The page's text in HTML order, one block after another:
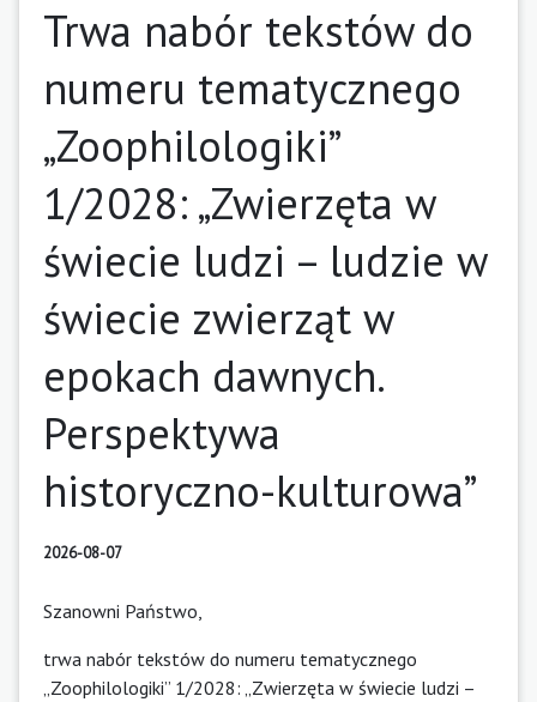
Trwa nabór tekstów do
numeru tematycznego
„Zoophilologiki”
1/2028: „Zwierzęta w
świecie ludzi – ludzie w
świecie zwierząt w
epokach dawnych.
Perspektywa
historyczno-kulturowa”
2026-08-07
Szanowni Państwo,
trwa nabór tekstów do numeru tematycznego
„Zoophilologiki” 1/2028: „Zwierzęta w świecie ludzi –